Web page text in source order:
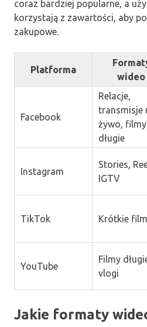
coraz bardziej popularne, a
korzystają z zawartości, aby
zakupowe.
Platforma
wideo
Facebook
Relacje,
transmisje
żywo, filmy
długie
Instagram
Stories,
IGTV
TikTok Krótkie
YouTube
Filmy
vlogi
Jakie formaty